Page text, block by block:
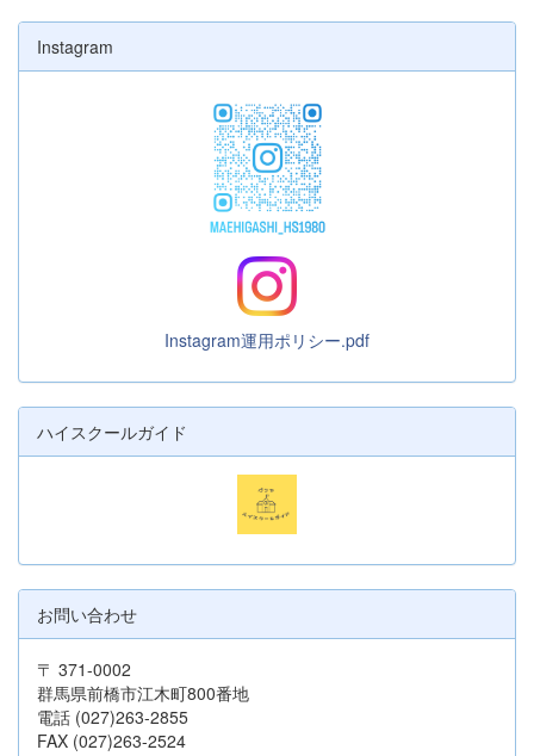
Instagram
Instagram運用ポリシー.pdf
ハイスクールガイド
お問い合わせ
〒 371-0002
群馬県前橋市江木町800番地
電話 (027)263-2855
FAX (027)263-2524